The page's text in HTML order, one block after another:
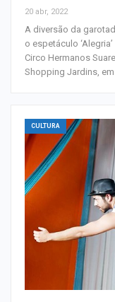
20 abr, 2022
A diversão da
o espetáculo
Circo Hermanos
Shopping Jardins,
CULTURA